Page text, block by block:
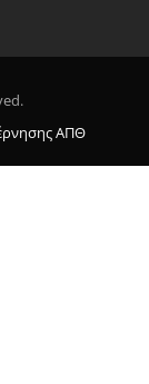
ΑΠΘ